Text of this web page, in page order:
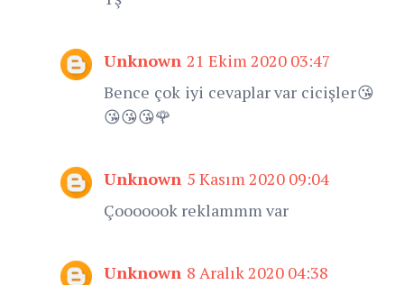
Unknown 21 Ekim 2020 03:47
Bence çok iyi cevaplar var cicişler😘
😘😘😘🌹
Unknown 5 Kasım 2020 09:04
Çooooook reklammm var
Unknown 8 Aralık 2020 04:38